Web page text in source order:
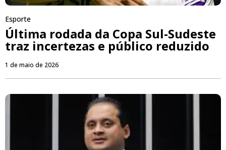
Esporte
Última rodada da Copa Sul-Sudeste
traz incertezas e público reduzido
1 de maio de 2026